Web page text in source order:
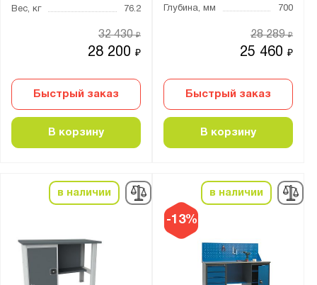
Вес, кг
76.2
28 200₽
32 430₽
Быстрый заказ
В корзину
Глубина, мм
700
25 460₽
28 289₽
Быстрый заказ
В корзину
в наличии
-13%
в наличии
ВД
ВД2
ВЛ
ВС
ВТ
ДРВ
ДРВ-КП